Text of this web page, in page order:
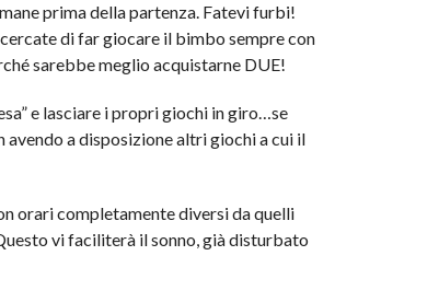
prima della partenza. Fatevi furbi!
di far giocare il bimbo sempre con
sarebbe meglio acquistarne DUE!
e lasciare i propri giochi in giro…se
a disposizione altri giochi a cui il
orari completamente diversi da quelli
vi faciliterà il sonno, già disturbato